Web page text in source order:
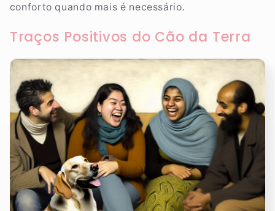
conforto quando mais é necessário.
Traços Positivos do Cão da Terra